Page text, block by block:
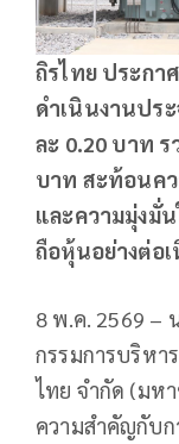
ถิรไทย ประกา
ดำเนินงานปร
ละ 0.20 บาท
บาท สะท้อนคว
และความมุ่งมั่
ถือหุ้นอย่างต่อเ
8 พ.ค. 2569 –
กรรมการบริหา
ไทย จำกัด (มห
ความสำคัญกับก